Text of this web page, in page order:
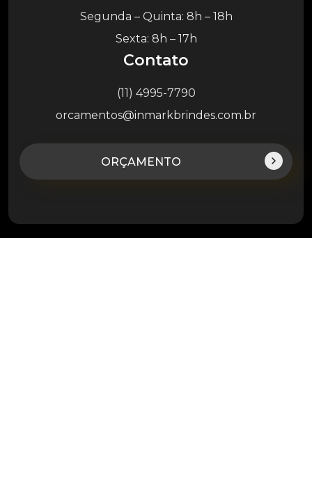
Segunda – Quinta: 8h – 18h
Sexta: 8h – 17h
Contato
(11) 4995-7790
orcamentos@inmarkbrindes.com.br
ORÇAMENTO